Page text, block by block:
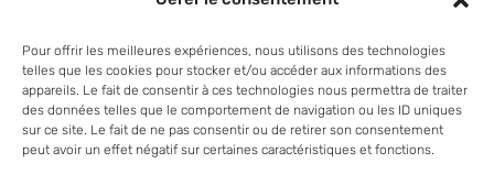
Pour offrir les meilleures expériences, nous utilisons des technologies
telles que les cookies pour stocker et/ou accéder aux informations des
appareils. Le fait de consentir à ces technologies nous permettra de traiter
des données telles que le comportement de navigation ou les ID uniques
sur ce site. Le fait de ne pas consentir ou de retirer son consentement
peut avoir un effet négatif sur certaines caractéristiques et fonctions.
FLORANGE (57)
+33 3 82 87 30 60
SCEAUX (92)